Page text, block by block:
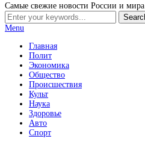
Самые свежие новости России и мира
Menu
Главная
Полит
Экономика
Общество
Происшествия
Культ
Наука
Здоровье
Авто
Спорт